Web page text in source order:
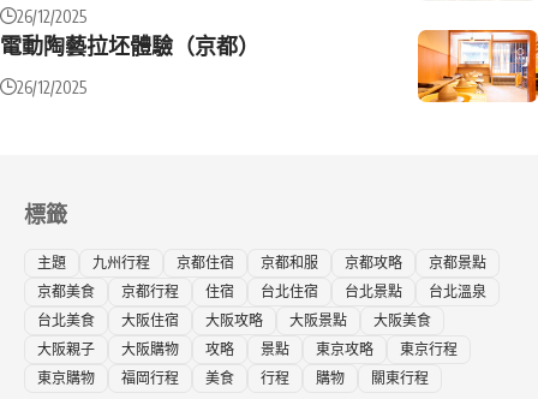
26/12/2025
電動陶藝拉坯體驗（京都）
26/12/2025
標籤
主題 九州行程 京都住宿 京都和服 京都攻略
京都景點
京都美食
京都行程 住宿 台北住宿 台北景點
台北溫泉
台北美食
大阪住宿 大阪攻略 大阪景點
大阪美食
大阪親子
大阪購物 攻略 景點 東京攻略
東京行程
東京購物
福岡行程 美食 行程 購物 關東行程